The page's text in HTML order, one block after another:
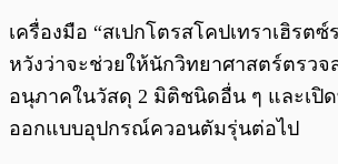
เครื่องมือ “สเปกโตรสโคปเทราเฮิรต
หวังว่าจะช่วยให้นักวิทยาศาสตร์ตรว
อนุภาคในวัสดุ 2 มิติชนิดอื่น ๆ และเปิ
ออกแบบอุปกรณ์ควอนตัมรุ่นต่อไป